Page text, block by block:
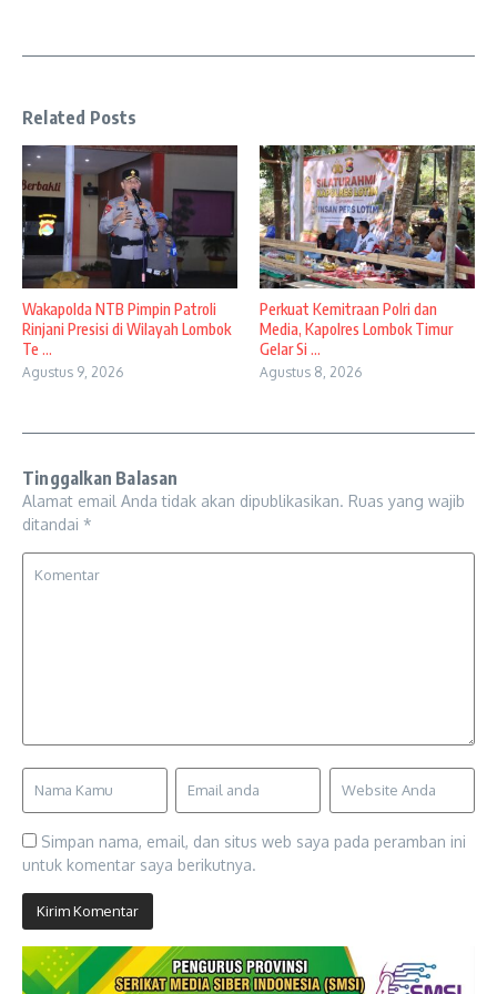
Related Posts
Wakapolda NTB Pimpin Patroli
Rinjani Presisi di Wilayah Lombok
Te ...
Agustus 9, 2026
Perkuat Kemitraan Polri dan
Media, Kapolres Lombok Timur
Gelar Si ...
Agustus 8, 2026
Tinggalkan Balasan
Alamat email Anda tidak akan dipublikasikan. Ruas yang wajib
ditandai *
Simpan nama, email, dan situs web saya pada peramban ini
untuk komentar saya berikutnya.